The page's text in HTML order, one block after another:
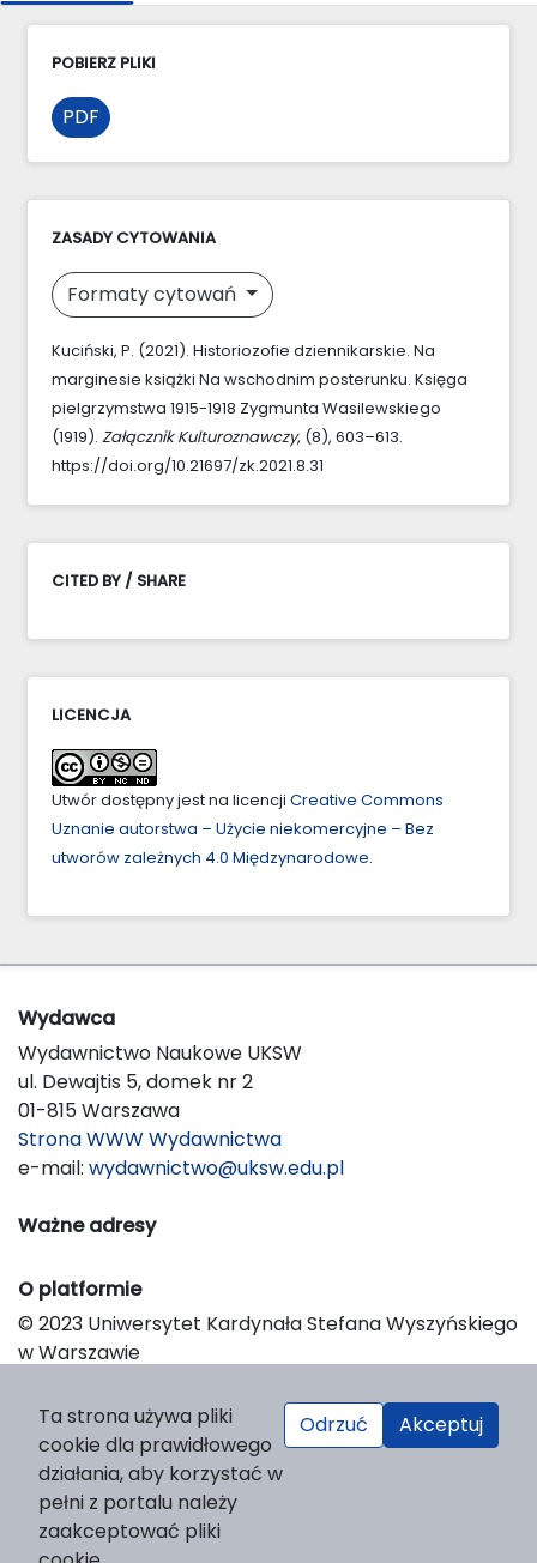
POBIERZ PLIKI
PDF
ZASADY CYTOWANIA
Formaty cytowań
Kuciński, P. (2021). Historiozofie dziennikarskie. Na
marginesie książki Na wschodnim posterunku. Księga
pielgrzymstwa 1915-1918 Zygmunta Wasilewskiego
(1919). Załącznik Kulturoznawczy, (8), 603–613.
https://doi.org/10.21697/zk.2021.8.31
CITED BY / SHARE
LICENCJA
Utwór dostępny jest na licencji Creative Commons
Uznanie autorstwa – Użycie niekomercyjne – Bez
utworów zależnych 4.0 Międzynarodowe.
Wydawca
Wydawnictwo Naukowe UKSW
ul. Dewajtis 5, domek nr 2
01-815 Warszawa
Strona WWW Wydawnictwa
e-mail: wydawnictwo@uksw.edu.pl
Ważne adresy
O platformie
© 2023 Uniwersytet Kardynała Stefana Wyszyńskiego
w Warszawie
Platform & Workflow by OJS/PKP
Ta strona używa pliki
cookie dla prawidłowego
działania, aby korzystać w
pełni z portalu należy
zaakceptować pliki
Odrzuć Akceptuj